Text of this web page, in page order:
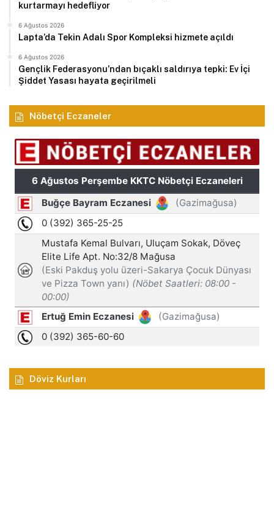
kurtarmayı hedefliyor
6 Ağustos 2026
Lapta’da Tekin Adalı Spor Kompleksi hizmete açıldı
6 Ağustos 2026
Gençlik Federasyonu’ndan bıçaklı saldırıya tepki: Ev İçi
Şiddet Yasası hayata geçirilmeli
Nöbetçi Eczaneler
Döviz Kurları